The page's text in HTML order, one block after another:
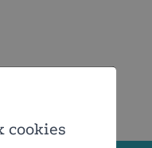
cookies